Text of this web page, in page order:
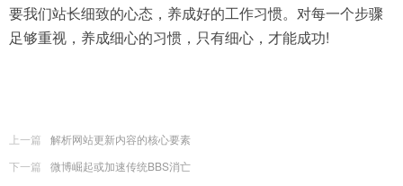
要我们站长细致的心态，养成好的工作习惯。对每一个步骤
足够重视，养成细心的习惯，只有细心，才能成功!
上一篇
解析网站更新内容的核心要素
下一篇
微博崛起或加速传统BBS消亡